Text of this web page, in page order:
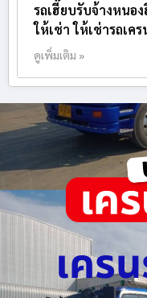
รถเฮี๊ยบรับจ้างหนอง
ให้เช่า ให้เช่ารถเค
ดูเพิ่มเติม »
เคร